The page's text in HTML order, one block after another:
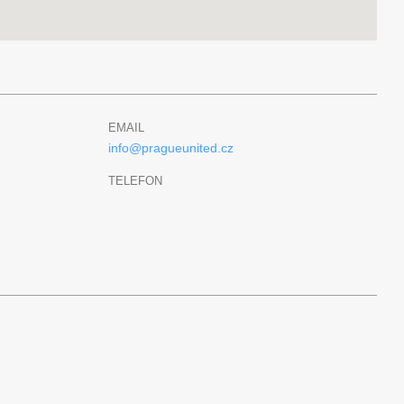
EMAIL
info@pragueunited.cz
TELEFON